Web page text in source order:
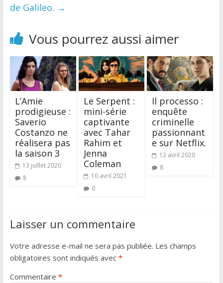
de Galileo. →
Vous pourrez aussi aimer
L’Amie
prodigieuse :
Saverio
Costanzo ne
réalisera pas
la saison 3
13 juillet 2020
8
Le Serpent :
mini-série
captivante
avec Tahar
Rahim et
Jenna
Coleman
10 avril 2021
0
Il processo :
enquête
criminelle
passionnant
e sur Netflix.
12 avril 2020
8
Laisser un commentaire
Votre adresse e-mail ne sera pas publiée. Les champs
obligatoires sont indiqués avec *
Commentaire *